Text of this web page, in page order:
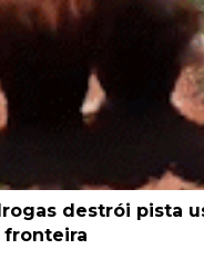
destrói pista
fronteira